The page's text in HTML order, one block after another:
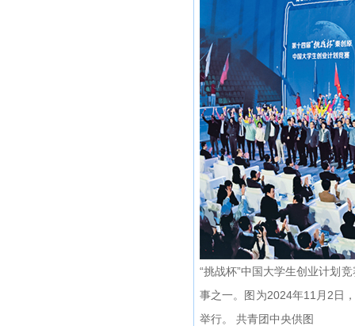
“挑战杯”中国大学生创业计划
事之一。图为2024年11月2日
举行。 共青团中央供图